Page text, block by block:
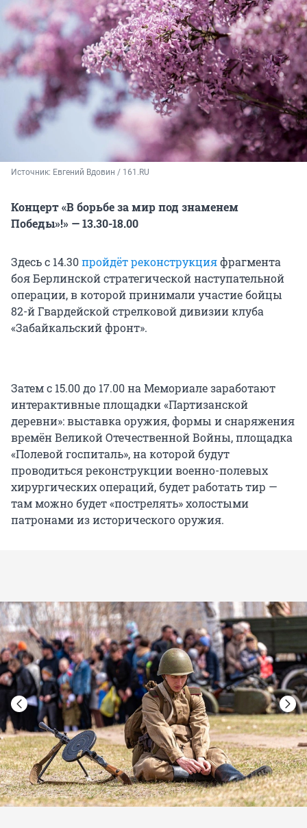
Источник: Евгений Вдовин / 161.RU
Концерт «В борьбе за мир под знаменем
Победы»!» — 13.30-18.00
Здесь с 14.30пройдёт реконструкцияфрагмента
боя Берлинской стратегической наступательной
операции, в которой принимали участие бойцы
82-й Гвардейской стрелковой дивизии клуба
«Забайкальский фронт».
Затем с 15.00 до 17.00 на Мемориале заработают
интерактивные площадки «Партизанской
деревни»: выставка оружия, формы и снаряжения
времён Великой Отечественной Войны, площадка
«Полевой госпиталь», на которой будут
проводиться реконструкции военно-полевых
хирургических операций, будет работать тир —
там можно будет «пострелять» холостыми
патронами из исторического оружия.